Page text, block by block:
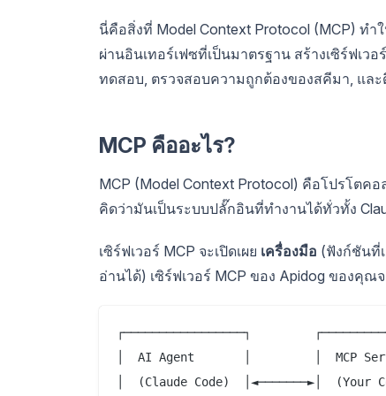
นี่คือสิ่งที่ Model Context Protocol (MCP) ทำ
ผ่านอินเทอร์เฟซที่เป็นมาตรฐาน สร้างเซิร์ฟเว
ทดสอบ, ตรวจสอบความถูกต้องของสคีมา, แล
MCP คืออะไร?
MCP (Model Context Protocol) คือโปรโตค
คิดว่ามันเป็นระบบปลั๊กอินที่ทำงานได้ทั่วทั้ง
เซิร์ฟเวอร์ MCP จะเปิดเผย เครื่องมือ (ฟังก์ชันที่
อ่านได้) เซิร์ฟเวอร์ MCP ของ Apidog ของคุณ
┌─────────────────┐
│  AI Agent       │         │  MCP
│  (Claude Code)  │◄───────►│